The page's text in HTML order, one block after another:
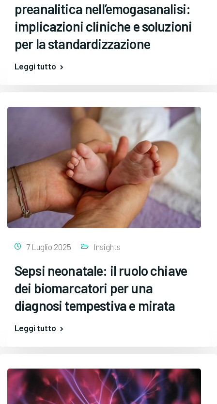
preanalitica nell’emogasanalisi:
implicazioni cliniche e soluzioni
per la standardizzazione
Leggi tutto
7 Luglio 2025 Insights
Sepsi neonatale: il ruolo chiave
dei biomarcatori per una
diagnosi tempestiva e mirata
Leggi tutto